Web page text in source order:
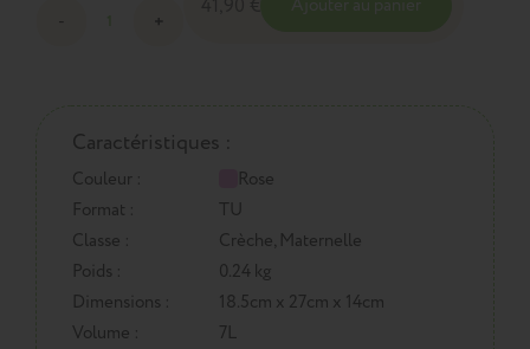
Caractéristiques :
Couleur :
Rose
Format :
TU
Classe :
Crèche, Maternelle
Poids :
0.24 kg
Dimensions :
18.5cm x 27cm x 14cm
Volume :
7L